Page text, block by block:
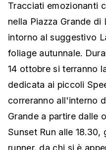
Tracciati emozionanti
nella Piazza Grande
intorno al suggestivo
foliage autunnale.
14 ottobre si terranno
dedicata ai piccoli
correranno all'interno
Grande a partire dalle
Sunset Run alle